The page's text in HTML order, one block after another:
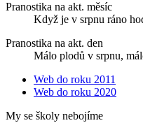
Pranostika na akt. měsíc
Když je v srpnu ráno
Pranostika na akt. den
Málo plodů v srpnu,
Web do roku 2011
Web do roku 2020
My se školy nebojíme